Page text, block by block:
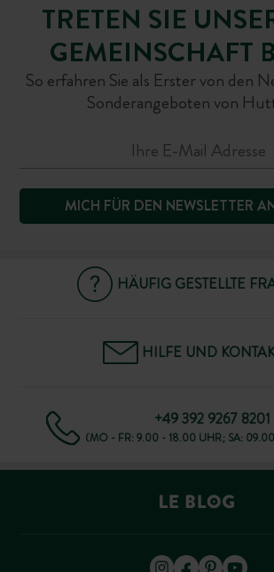
TRETEN SIE
GEMEINSCHAFT
So erfahren Sie als Erster von den
Sonderangeboten von
MICH FÜR DEN NEWSLETTER
HÄUFIG GESTELLTE
HILFE UND
+49 392 9267 8201
(MO - FR: 9.00 - 18.00 UHR; SA: